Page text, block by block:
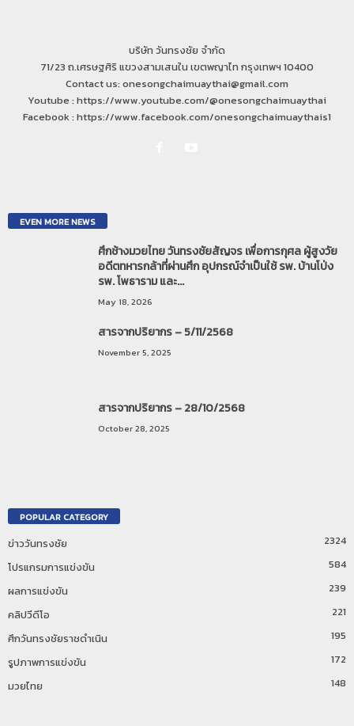
บริษัท วันทรงชัย จำกัด
71/23 ถ.เศรษฐศิริ แขวงสามเสนใน เขตพญาไท กรุงเทพฯ 10400
Contact us: onesongchaimuaythai@gmail.com
Youtube : https://www.youtube.com/@onesongchaimuaythai
Facebook : https://www.facebook.com/onesongchaimuaythais1
EVEN MORE NEWS
ศึกช้างมวยไทย วันทรงชัยสัญจร เพื่อการกุศล ผู้สูงวัย
อดีตทหารกล้าที่ผ่านศึก อุปกรณ์จำเป็นใช้ รพ. บ้านโป่ง
รพ. โพธาราม และ...
May 18, 2026
สารจากปริยากร – 5/11/2568
November 5, 2025
สารจากปริยากร – 28/10/2568
October 28, 2025
POPULAR CATEGORY
ข่าววันทรงชัย
2324
โปรแกรมการแข่งขัน
584
ผลการแข่งขัน
239
คลิปวีดีโอ
221
ศึกวันทรงชัยราชดำเนิน
195
รูปภาพการแข่งขัน
172
มวยไทย
148